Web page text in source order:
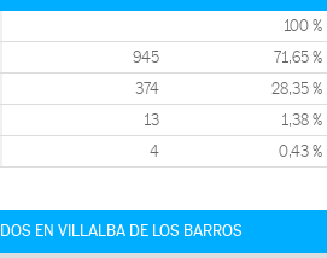
100 %
945 71,65 %
374 28,35 %
13 1,38 %
4 0,43 %
EN VILLALBA DE LOS BARROS